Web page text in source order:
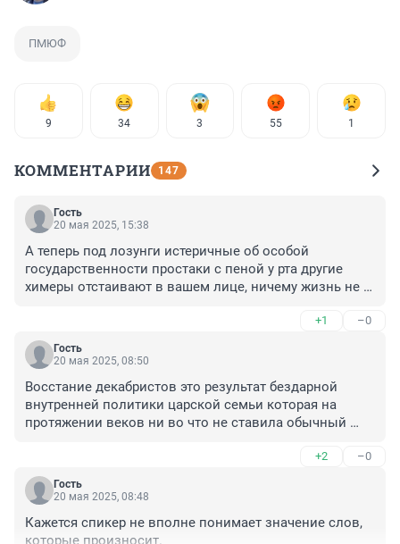
ПМЮФ
9 34 3 55 1
КОММЕНТАРИИ 147
Гость
20 мая 2025, 15:38
А теперь под лозунги истеричные об особой
государственности простаки с пеной у рта другие
химеры отстаивают в вашем лице, ничему жизнь не
+1 –0
Гость
20 мая 2025, 08:50
Восстание декабристов это результат бездарной
внутренней политики царской семьи которая на
протяжении веков ни во что не ставила обычный
+2 –0
Гость
20 мая 2025, 08:48
Кажется спикер не вполне понимает значение слов,